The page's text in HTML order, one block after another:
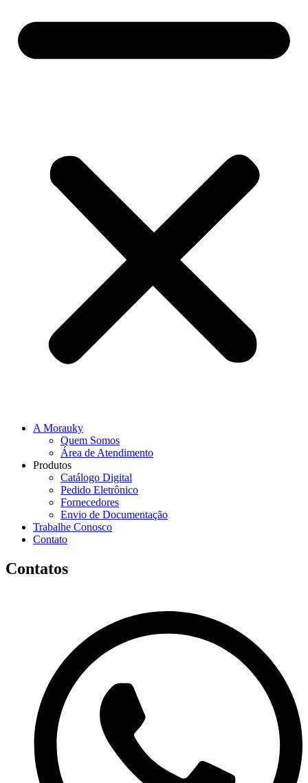
A Morauky
Quem Somos
Área de Atendimento
Produtos
Catálogo Digital
Pedido Eletrônico
Fornecedores
Envio de Documentação
Trabalhe Conosco
Contato
Contatos